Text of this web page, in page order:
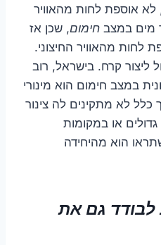
אוספת לחות מהאוויר
מים במצב חימום, שכן אז
לחות מהאוויר החיצוני.
ליצור קרח. בישראל, רוב
במצב חימום הוא מינורי
כלל לא מתקינים לה צינור
גדולים או במקומות
הוא מהיחידה
גם את